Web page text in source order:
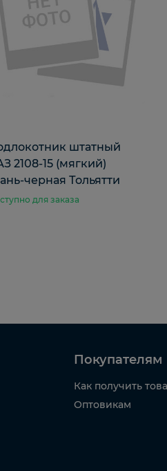
штатный
2108-15 (мягкий)
черная Тольятти
для заказа
Покупателям
Как получить
Оптовикам